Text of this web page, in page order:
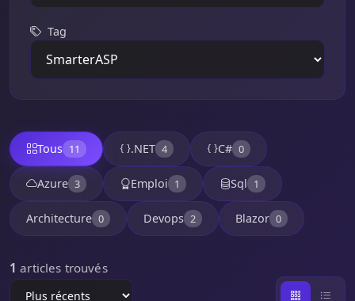
Tag
Tous 11 .NET 4 C# 0
Azure 3 Emploi 1 Sql 1
Architecture 0 Devops 2 Blazor 0
1 articles trouvés